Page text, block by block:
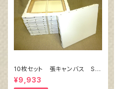
10枚セット 張キャンバス Sn
owWhite SPC（綿・ポリエステ
ル）F8 455㎜×380㎜
¥9,933